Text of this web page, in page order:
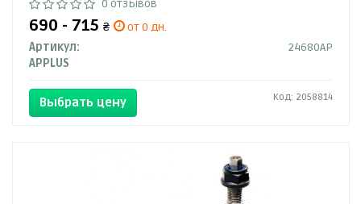
0 отзывов
690 - 715 ₴
от 0 дн.
Артикул:
24680AP
APPLUS
Выбрать цену Код: 2058814